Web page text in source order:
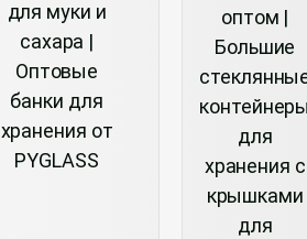
для муки и
сахара |
Оптовые
банки для
хранения от
PYGLASS
оптом |
Большие
для
хранения с
крышками
для